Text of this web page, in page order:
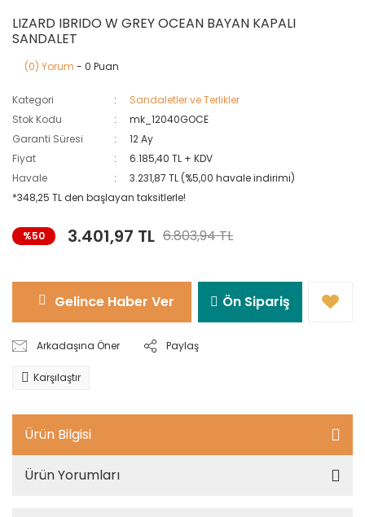
LIZARD IBRIDO W GREY OCEAN BAYAN KAPALI
SANDALET
(0) Yorum - 0 Puan
Kategori
Sandaletler ve Terlikler
Stok Kodu
mk_12040GOCE
Garanti Süresi
12 Ay
Fiyat
6.185,40 TL + KDV
Havale
3.231,87 TL (%5,00 havale indirimi)
*348,25 TL den başlayan taksitlerle!
%50 3.401,97 TL 6.803,94 TL
Gelince Haber Ver Ön Sipariş
Arkadaşına Öner Paylaş
Karşılaştır
Ürün Bilgisi
Ürün Yorumları